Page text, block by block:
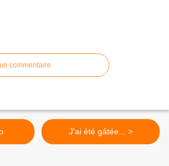
commentaire
J'ai été gâtée... >